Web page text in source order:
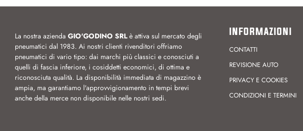
La nostra azienda GIO'GODINO SRLè attiva sul mercato degli
pneumatici dal 1983. Ai nostri clienti rivenditori offriamo
pneumatici di vario tipo: dai marchi più classici e conosciuti a
quelli di fascia inferiore, i cosiddetti economici, di ottima e
riconosciuta qualità. La disponibilità immediata di magazzino è
ampia, ma garantiamo l'approvvigionamento in tempi brevi
anche della merce non disponibile nelle nostri sedi.
INFORMAZIONI
CONTATTI
REVISIONE AUTO
PRIVACY E COOKIES
CONDIZIONI E TERMINI